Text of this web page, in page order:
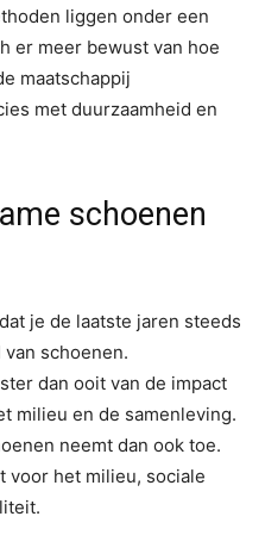
liggen onder een
er meer bewust van hoe
maatschappij
met duurzaamheid en
schoenen
je de laatste jaren steeds
schoenen.
dan ooit van de impact
milieu en de samenleving.
neemt dan ook toe.
voor het milieu, sociale